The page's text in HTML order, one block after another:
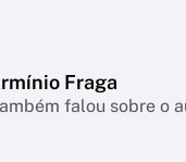
Fraga
falou sobre o